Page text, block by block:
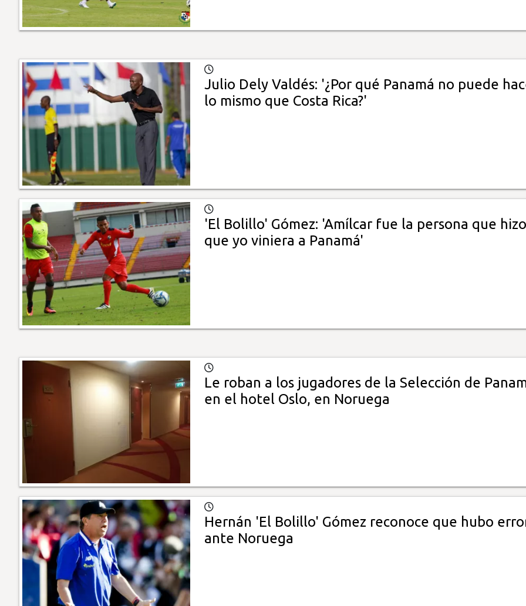
Julio Dely Valdés: '¿Por qué Panamá no puede
lo mismo que Costa Rica?'
'El Bolillo' Gómez: 'Amílcar fue la persona que hizo
que yo viniera a Panamá'
Le roban a los jugadores de la Selección de
en el hotel Oslo, en Noruega
Hernán 'El Bolillo' Gómez reconoce que hubo
ante Noruega